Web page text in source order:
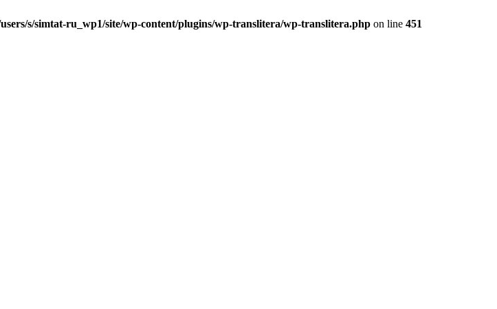
s/simtat-ru_wp1/site/wp-content/plugins/wp-translitera/wp-translitera.php on line 451